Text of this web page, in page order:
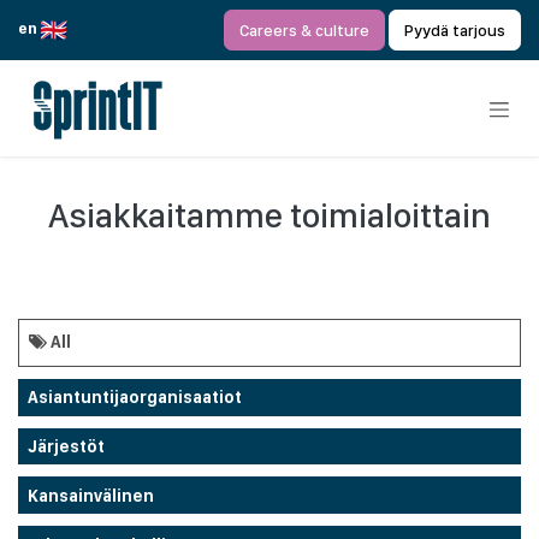
en
Careers & culture Pyydä tarjous
Asiakkaitamme toimialoittain
All
Asiantuntijaorganisaatiot
Järjestöt
Kansainvälinen